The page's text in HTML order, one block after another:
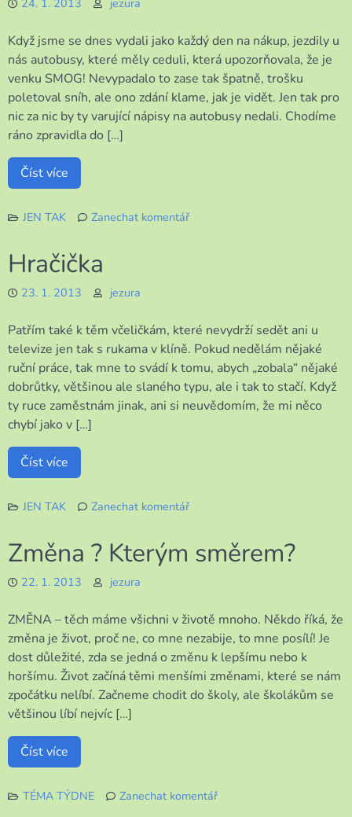
24. 1. 2013 jezura
Když jsme se dnes vydali jako každý den na nákup, jezdily u
nás autobusy, které měly ceduli, která upozorňovala, že je
venku SMOG! Nevypadalo to zase tak špatně, trošku
poletoval sníh, ale ono zdání klame, jak je vidět. Jen tak pro
nic za nic by ty varující nápisy na autobusy nedali. Chodíme
ráno zpravidla do […]
Číst více
JEN TAK
Zanechat komentář
Hračička
23. 1. 2013 jezura
Patřím také k těm včeličkám, které nevydrží sedět ani u
televize jen tak s rukama v klíně. Pokud nedělám nějaké
ruční práce, tak mne to svádí k tomu, abych „zobala“ nějaké
dobrůtky, většinou ale slaného typu, ale i tak to stačí. Když
ty ruce zaměstnám jinak, ani si neuvědomím, že mi něco
chybí jako v […]
Číst více
JEN TAK
Zanechat komentář
Změna ? Kterým směrem?
22. 1. 2013 jezura
ZMĚNA – těch máme všichni v životě mnoho. Někdo říká, že
změna je život, proč ne, co mne nezabije, to mne posílí! Je
dost důležité, zda se jedná o změnu k lepšímu nebo k
horšímu. Život začíná těmi menšími změnami, které se nám
zpočátku nelíbí. Začneme chodit do školy, ale školákům se
většinou líbí nejvíc […]
Číst více
TÉMA TÝDNE
Zanechat komentář